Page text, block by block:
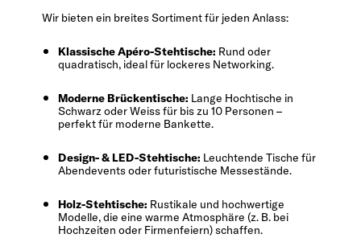
Wir bieten ein breites Sortiment für jeden Anlass:
Klassische Apéro-Stehtische: Rund oder
quadratisch, ideal für lockeres Networking.
Moderne Brückentische: Lange Hochtische in
Schwarz oder Weiss für bis zu 10 Personen –
perfekt für moderne Bankette.
Design- & LED-Stehtische: Leuchtende Tische für
Abendevents oder futuristische Messestände.
Holz-Stehtische: Rustikale und hochwertige
Modelle, die eine warme Atmosphäre (z. B. bei
Hochzeiten oder Firmenfeiern) schaffen.